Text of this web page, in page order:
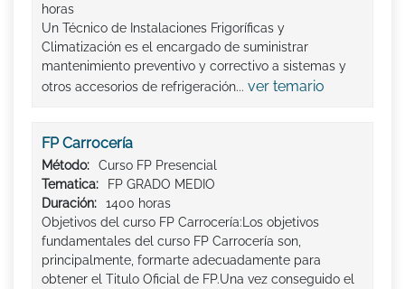
horas
Un Técnico de Instalaciones Frigoríficas y
Climatización es el encargado de suministrar
mantenimiento preventivo y correctivo a sistemas y
otros accesorios de refrigeración... ver temario
FP Carrocería
Método:
Curso FP Presencial
Tematica:
FP GRADO MEDIO
Duración:
1400 horas
Objetivos del curso FP Carrocería:Los objetivos
fundamentales del curso FP Carrocería son,
principalmente, formarte adecuadamente para
obtener el Titulo Oficial de FP.Una vez conseguido el